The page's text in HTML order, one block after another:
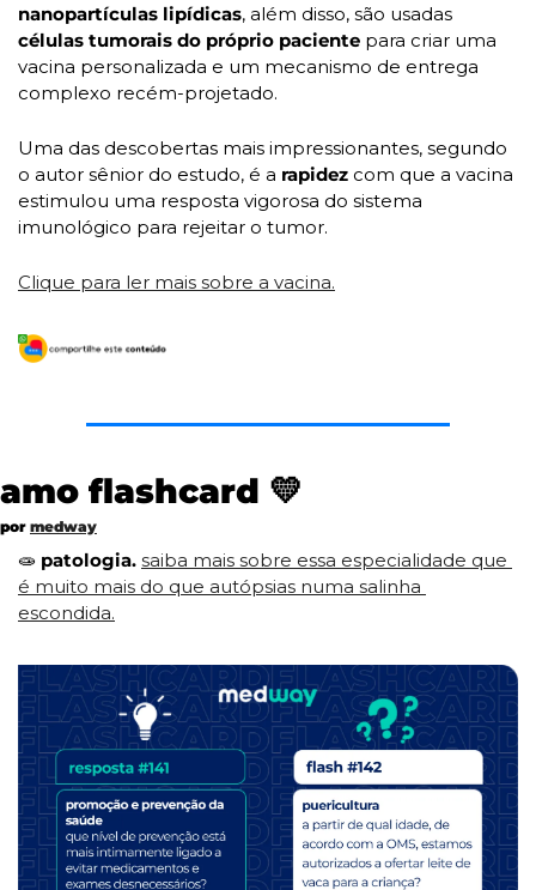
nanopartículas lipídicas
células tumorais do próprio paciente para criar uma
vacina personalizada e um mecanismo de entrega
complexo recém-projetado.
Uma das descobertas mais impressionantes, segundo
o autor sênior do estudo, é a rapidez com que a vacina
estimulou uma resposta vigorosa do sistema
imunológico para rejeitar o tumor.
Clique para ler mais sobre a vacina.
amo flashcard 💛
por medway
🧫 patologia. saiba mais sobre essa especialidade que
é muito mais do que autópsias numa salinha
escondida.